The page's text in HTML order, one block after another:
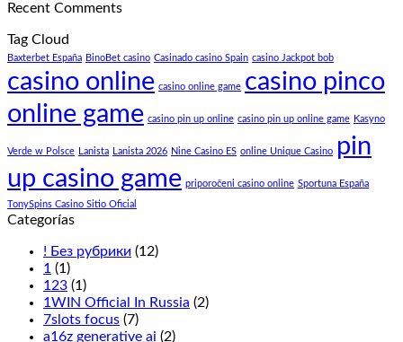
Recent Comments
Tag Cloud
Baxterbet España BinoBet casino Casinado casino Spain casino Jackpot bob
casino online casino online game casino pinco
online game casino pin up online casino pin up online game Kasyno
Verde w Polsce Lanista Lanista 2026 Nine Casino ES online Unique Casino pin
up casino game priporočeni casino online Sportuna España
TonySpins Casino Sitio Oficial
Categorías
! Без рубрики (12)
1 (1)
123 (1)
1WIN Official In Russia (2)
7slots focus (7)
a16z generative ai (2)